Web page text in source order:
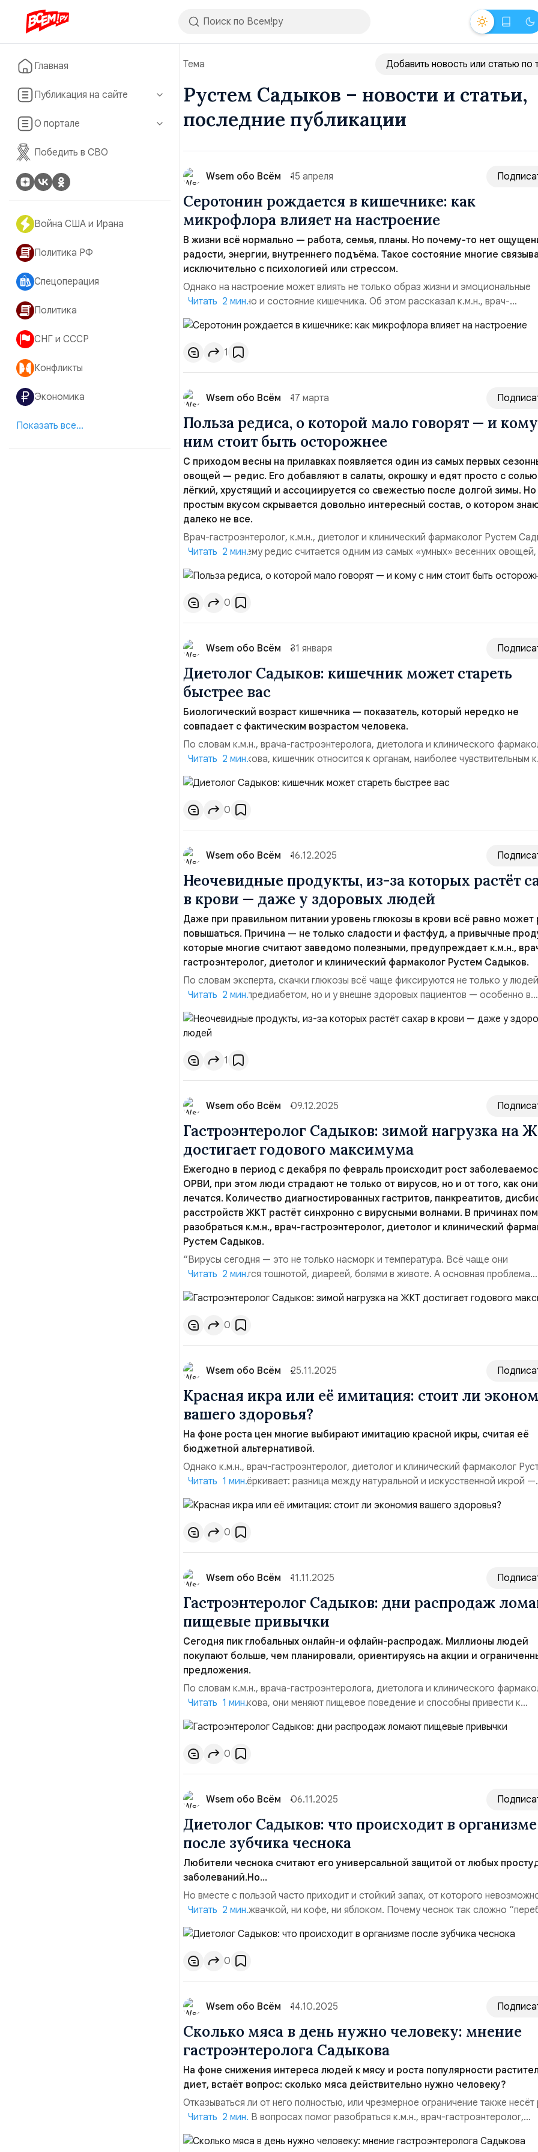
Главная
Публикация на сайте
О портале
Победить в СВО
Война США и Ирана
Политика РФ
Спецоперация
Политика
СНГ и СССР
Конфликты
Экономика
Показать все...
Тема Добавить новость или статью по
Рустем Садыков – новости и статьи,
последние публикации
Wsem обо Всём 15 апреля
Серотонин рождается в кишечнике: как
микрофлора влияет на настроение
В жизни всё нормально — работа, семья, планы. Но почему-то нет
радости, энергии, внутреннего подъёма. Такое состояние многие
исключительно с психологией или стрессом.
Однако на настроение может влиять не только образ жизни и эмоциональные
переживания, но и состояние кишечника. Об этом рассказал к.м.н., врач-
гастроэнтеролог, диетолог и клинический фармаколог Рустем Садыков.“Связь
между кишечником и мозгом настолько тесная, что в современной медицине
появился отдельный термин — ось кишечник–мозг. Это двусторонняя систе...
Читать 2 мин.
1
Wsem обо Всём 17 марта
Польза редиса, о которой мало говорят — и
ним стоит быть осторожнее
С приходом весны на прилавках появляется один из самых первых
овощей — редис. Его добавляют в салаты, окрошку и едят просто с
лёгкий, хрустящий и ассоциируется со свежестью после долгой зимы. Но
простым вкусом скрывается довольно интересный состав, о котором
далеко не все.
Врач-гастроэнтеролог, к.м.н., диетолог и клинический фармаколог Рустем
объяснил, почему редис считается одним из самых «умных» весенних овощей,
также кому его стоит ограничивать. “Редис примерно на 95% состоит из воды,
поэтому его калорийность очень низкая — около 16 ккал на 100 г. Это делает
популярным продуктом в рационе людей, которые с...
Читать 2 мин.
0
Wsem обо Всём 31 января
Диетолог Садыков: кишечник может стареть
быстрее вас
Биологический возраст кишечника — показатель, который нередко не
совпадает с фактическим возрастом человека.
По словам к.м.н., врача-гастроэнтеролога, диетолога и клинического
Рустема Садыкова, кишечник относится к органам, наиболее чувствительным к
образу жизни, и потому он может изнашиваться значительно быстрее остальных
систем организма.“Всё чаще люди 30–35 лет обнаруживают на приёме
гастроэнтеролога, что функциональное состояние их кишечника на...
Читать 2 мин.
0
Wsem обо Всём 16.12.2025
Неочевидные продукты, из-за которых растёт
в крови — даже у здоровых людей
Даже при правильном питании уровень глюкозы в крови всё равно может
повышаться. Причина — не только сладости и фастфуд, а привычные
которые многие считают заведомо полезными, предупреждает к.м.н.,
гастроэнтеролог, диетолог и клинический фармаколог Рустем Садыков.
По словам эксперта, скачки глюкозы всё чаще фиксируются не только у
диабетом или предиабетом, но и у внешне здоровых пациентов — особенно в
условиях хронического стресса, нерегулярного питания и снижения физической
активности. “Современный рацион изобилует продуктами, которые выглядят
здоровыми, но при определённых условиях вызывают резкий ...
Читать 2 мин.
1
Wsem обо Всём 09.12.2025
Гастроэнтеролог Садыков: зимой нагрузка на
достигает годового максимума
Ежегодно в период с декабря по февраль происходит рост
ОРВИ, при этом люди страдают не только от вирусов, но и от того, как они
лечатся. Количество диагностированных гастритов, панкреатитов,
расстройств ЖКТ растёт синхронно с вирусными волнами. В причинах
разобраться к.м.н., врач-гастроэнтеролог, диетолог и клинический
Рустем Садыков.
“Вирусы сегодня — это не только насморк и температура. Всё чаще они
сопровождаются тошнотой, диареей, болями в животе. А основная проблема
кроется в методах “домашнего лечения”, которые включают бесконтрольный
жаропонижающих, обезболивающих, антибиотиков, витаминов и трав,
высоких дозах наносят катастрофический удар по ЖКТ...
Читать 2 мин.
0
Wsem обо Всём 25.11.2025
Красная икра или её имитация: стоит ли
вашего здоровья?
На фоне роста цен многие выбирают имитацию красной икры, считая её
бюджетной альтернативой.
Однако к.м.н., врач-гастроэнтеролог, диетолог и клинический фармаколог
Садыков подчёркивает: разница между натуральной и искусственной икрой —
принципиальная, а экономия не всегда оправдана. Если бюджет ограничен, есть
более полезные и безопасные варианты натуральной икры по доступной
стоимости.Натуральная красная икра — это продукт с п...
Читать 1 мин.
0
Wsem обо Всём 11.11.2025
Гастроэнтеролог Садыков: дни распродаж
пищевые привычки
Сегодня пик глобальных онлайн-и офлайн-распродаж. Миллионы людей
покупают больше, чем планировали, ориентируясь на акции и
предложения.
По словам к.м.н., врача-гастроэнтеролога, диетолога и клинического
Рустема Садыкова, они меняют пищевое поведение и способны привести к
перееданию и незаметному нарушению всего рациона. “В дни скидок люди
покупают не то, что нужно, а то, что выгодно. Срабатывает эффект дефицита и
потери выгоды: раз продукт стоит дешевле обычного, его хо...
Читать 1 мин.
0
Wsem обо Всём 06.11.2025
Диетолог Садыков: что происходит в организме
после зубчика чеснока
Любители чеснока считают его универсальной защитой от любых
заболеваний.Но...
Но вместе с пользой часто приходит и стойкий запах, от которого
избавиться ни жвачкой, ни кофе, ни яблоком. Почему чеснок так сложно
действительно ли он укрепляет иммунитет и может ли он навредить желудку —
объясняет гастроэнтеролог, диетолог и клинический фармаколог, к.м.н. Рустем
Садыков. “Во-первых, хочется сказать, ч...
Читать 2 мин.
0
Wsem обо Всём 14.10.2025
Сколько мяса в день нужно человеку: мнение
гастроэнтеролога Садыкова
На фоне снижения интереса людей к мясу и роста популярности
диет, встаёт вопрос: сколько мяса действительно нужно человеку?
Отказываться ли от него полностью, или чрезмерное ограничение также несёт
для здоровья? В вопросах помог разобраться к.м.н., врач-гастроэнтеролог,
диетолог и клинический фармаколог Рустем Садыков. “Реальная потребность
человека в мясе значительно ниже, чем принято считать. В среднем взрослому
Читать 2 мин.